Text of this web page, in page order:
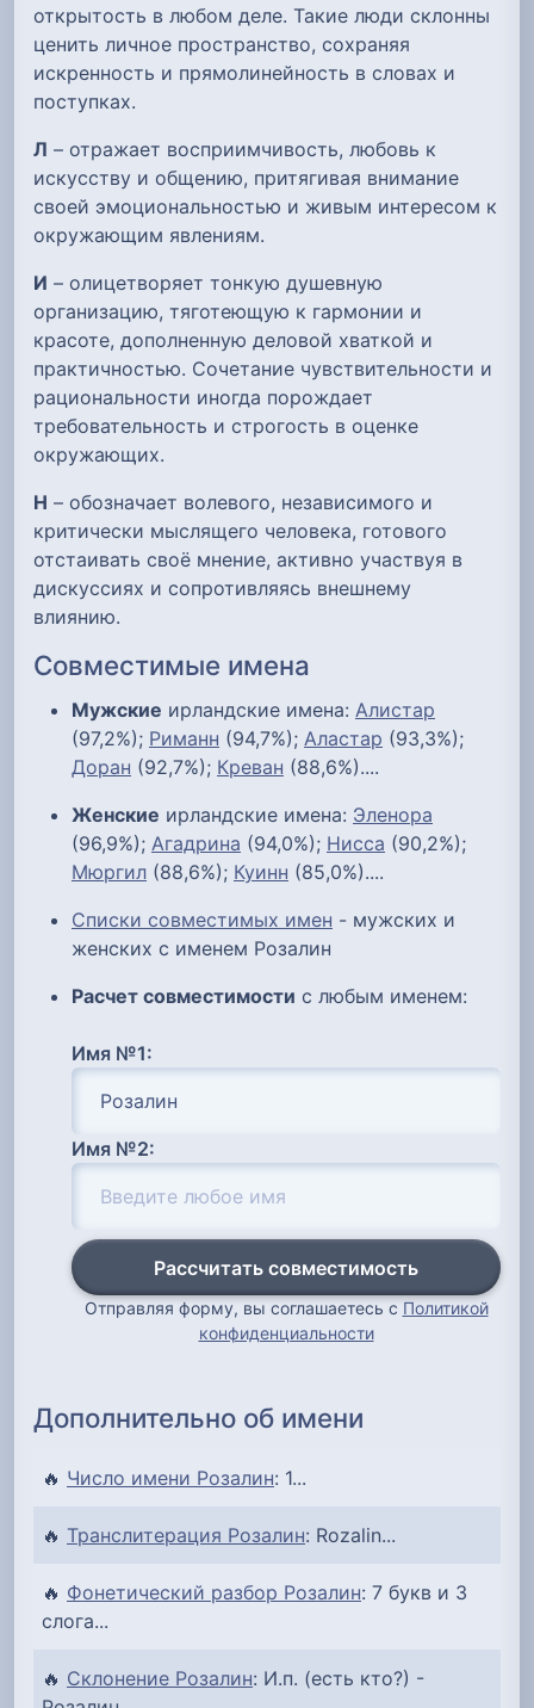
открытость в любом деле. Такие люди склонны
ценить личное пространство, сохраняя
искренность и прямолинейность в словах и
поступках.
Л – отражает восприимчивость, любовь к
искусству и общению, притягивая внимание
своей эмоциональностью и живым интересом к
окружающим явлениям.
И – олицетворяет тонкую душевную
организацию, тяготеющую к гармонии и
красоте, дополненную деловой хваткой и
практичностью. Сочетание чувствительности и
рациональности иногда порождает
требовательность и строгость в оценке
окружающих.
Н – обозначает волевого, независимого и
критически мыслящего человека, готового
отстаивать своё мнение, активно участвуя в
дискуссиях и сопротивляясь внешнему
влиянию.
Совместимые имена
Мужские ирландские имена: Алистар
(97,2%); Риманн (94,7%); Аластар (93,3%);
Доран (92,7%); Креван (88,6%)....
Женские ирландские имена: Эленора
(96,9%); Агадрина (94,0%); Нисса (90,2%);
Мюргил (88,6%); Куинн (85,0%)....
Списки совместимых имен - мужских и
женских с именем Розалин
Расчет совместимости с любым именем:
Имя №1:
Имя №2:
Рассчитать совместимость
Отправляя форму, вы соглашаетесь с Политикой
конфиденциальности
Дополнительно об имени
🔥 Число имени Розалин: 1...
🔥 Транслитерация Розалин: Rozalin...
🔥 Фонетический разбор Розалин: 7 букв и 3
слога...
🔥 Склонение Розалин: И.п. (есть кто?) -